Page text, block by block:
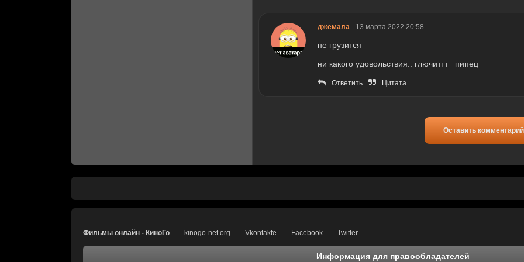
джемала 13 марта 2022 20:58
не грузится
ни какого удовольствия.. глючиттт пипец
Ответить Цитата
Оставить комментарий
Фильмы онлайн - КиноГо kinogo-net.org Vkontakte Facebook Twitter
Информация для правообладателей